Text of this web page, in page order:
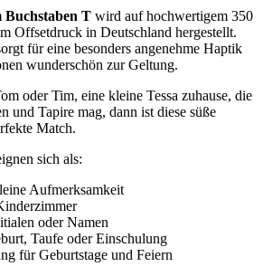
Buchstaben T wird auf hochwertigem 350
Offsetdruck in Deutschland hergestellt.
für eine besonders angenehme Haptik
wunderschön zur Geltung.
oder Tim, eine kleine Tessa zuhause, die
und Tapire mag, dann ist diese süße
Match.
sich als:
Aufmerksamkeit
oder Namen
Taufe oder Einschulung
für Geburtstage und Feiern